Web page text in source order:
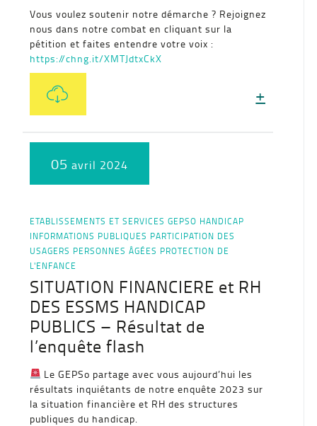
Vous voulez soutenir notre démarche ? Rejoignez
nous dans notre combat en cliquant sur la
pétition et faites entendre votre voix :
https://chng.it/XMTJdtxCkX
+
05 avril 2024
ETABLISSEMENTS ET SERVICES GEPSO HANDICAP
INFORMATIONS PUBLIQUES PARTICIPATION DES
USAGERS PERSONNES ÂGÉES PROTECTION DE
L'ENFANCE
SITUATION FINANCIERE et RH
DES ESSMS HANDICAP
PUBLICS – Résultat de
l’enquête flash
Le GEPSo partage avec vous aujourd’hui les
résultats inquiétants de notre enquête 2023 sur
la situation financière et RH des structures
publiques du handicap.